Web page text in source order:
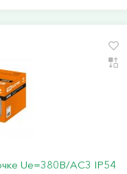
Ue=380В/АC3 IP54